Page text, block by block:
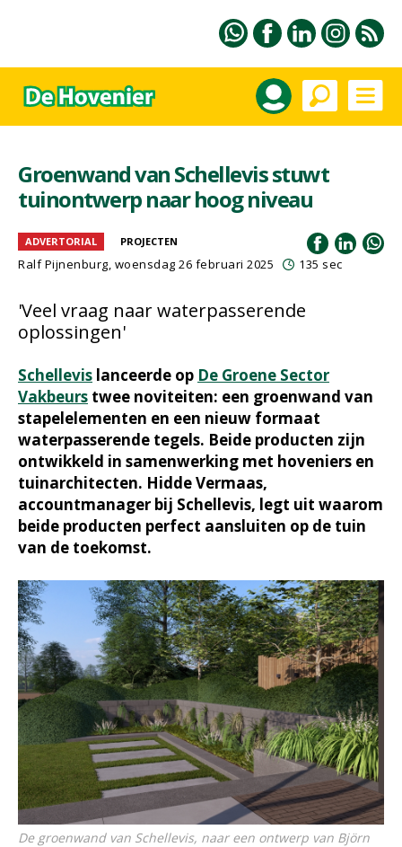
Groenwand van Schellevis stuwt
tuinontwerp naar hoog niveau
ADVERTORIAL PROJECTEN
Ralf Pijnenburg, woensdag 26 februari 2025 135 sec
'Veel vraag naar waterpasserende
oplossingen'
Schellevis lanceerde op De Groene Sector
Vakbeurs twee noviteiten: een groenwand van
stapelelementen en een nieuw formaat
waterpasserende tegels. Beide producten zijn
ontwikkeld in samenwerking met hoveniers en
tuinarchitecten. Hidde Vermaas,
accountmanager bij Schellevis, legt uit waarom
beide producten perfect aansluiten op de tuin
van de toekomst.
De groenwand van Schellevis, naar een ontwerp van Björn